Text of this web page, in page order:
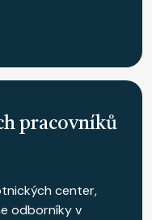
pracovníků
center,
odborníky v